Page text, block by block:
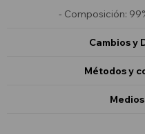
- Composición:
Cambios y
Métodos y